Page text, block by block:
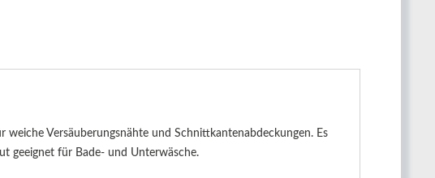
Versäuberungsnähte und Schnittkantenabdeckungen. Es
geeignet für Bade- und Unterwäsche.